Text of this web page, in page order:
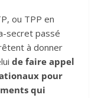
ou TPP en
secret passé
à donner
de faire appel
pour
qui